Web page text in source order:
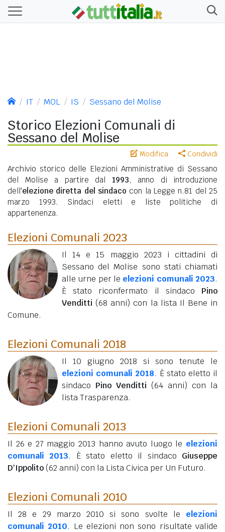
IT MOL IS Sessano del Molise
Storico Elezioni Comunali di
Sessano del Molise
Modifica Condividi
Archivio storico delle Elezioni Amministrative di Sessano
del Molise a partire dal 1993, anno di introduzione
dell'elezione diretta del sindaco con la Legge n.81 del 25
marzo 1993. Sindaci eletti e liste politiche di
appartenenza.
Elezioni Comunali 2023
Il 14 e 15 maggio 2023 i cittadini di
Sessano del Molise sono stati chiamati
alle urne per le elezioni comunali 2023.
È stato riconfermato il sindaco Pino
Venditti (68 anni) con la lista Il Bene in
Comune.
Elezioni Comunali 2018
Il 10 giugno 2018 si sono tenute le
elezioni comunali 2018. È stato eletto il
sindaco Pino Venditti (64 anni) con la
lista Trasparenza.
Elezioni Comunali 2013
Il 26 e 27 maggio 2013 hanno avuto luogo le elezioni
comunali 2013. È stato eletto il sindaco Giuseppe
D'Ippolito(62 anni) con la Lista Civica per Un Futuro.
Elezioni Comunali 2010
Il 28 e 29 marzo 2010 si sono svolte le elezioni
comunali 2010. Le elezioni non sono risultate valide